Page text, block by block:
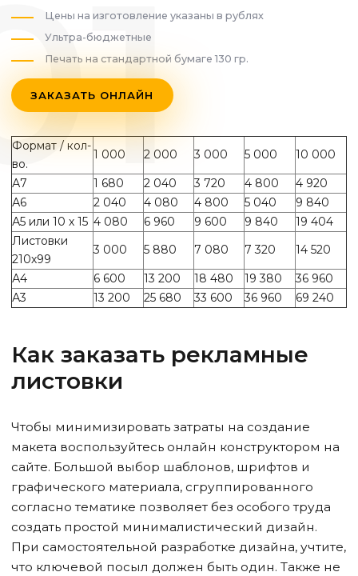
Цены на изготовление указаны в рублях
Ультра-бюджетные
Печать на стандартной бумаге 130 гр.
ЗАКАЗАТЬ ОНЛАЙН
Формат / кол-
во.
1 000 2 000 3 000 5 000
10 000
А7
1 680 2 040 3 720 4 800
4 920
А6
2 040 4 080 4 800 5 040
9 840
А5 или 10 х 15 4 080 6 960 9 600 9 840
19 404
Листовки
210х99
3 000 5 880 7 080 7 320
14 520
А4
6 600 13 200 18 480 19 380
36 960
А3
13 200 25 680 33 600 36 960 69 240
Как заказать рекламные
листовки
Чтобы минимизировать затраты на создание
макета воспользуйтесь онлайн конструктором на
сайте. Большой выбор шаблонов, шрифтов и
графического материала, сгруппированного
согласно тематике позволяет без особого труда
создать простой минималистический дизайн.
При самостоятельной разработке дизайна, учтите,
что ключевой посыл должен быть один. Также не